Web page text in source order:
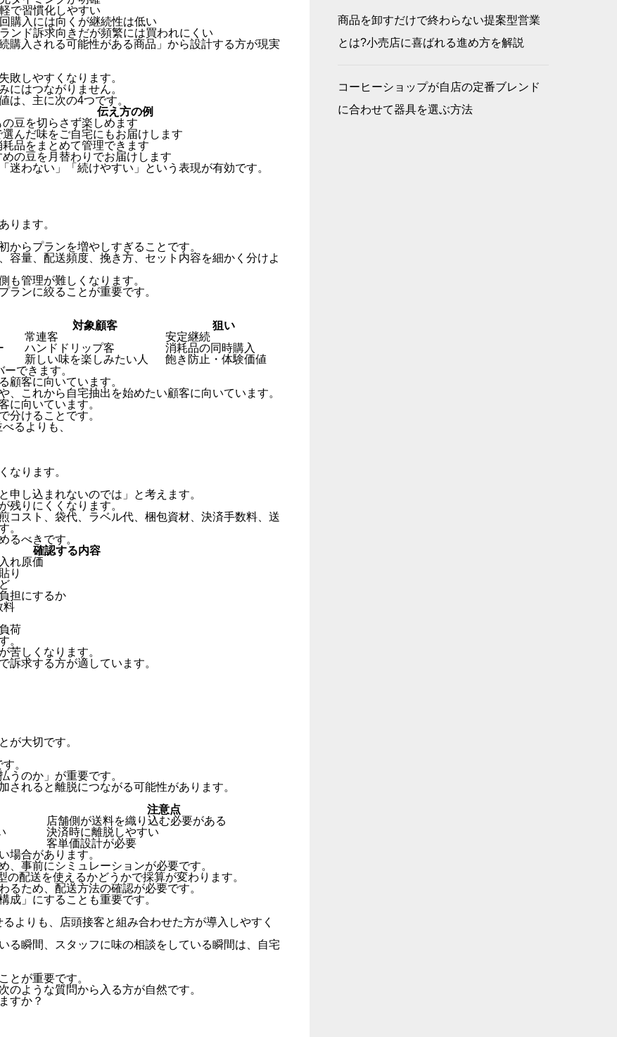
で習慣化しやすい
購入には向くが継続性は低い
ンド訴求向きだが頻繁には買われにくい
購入される可能性がある商品」から設計する方が現実
敗しやすくなります。
にはつながりません。
は、主に次の4つです。
伝え方の例
の豆を切らさず楽しめます
選んだ味をご自宅にもお届けします
耗品をまとめて管理できます
めの豆を月替わりでお届けします
わない」「続けやすい」という表現が有効です。
ります。
からプランを増やしすぎることです。
容量、配送頻度、挽き方、セット内容を細かく分けよ
も管理が難しくなります。
ランに絞ることが重要です。
対象顧客
狙い
常連客
安定継続
ハンドドリップ客
消耗品の同時購入
新しい味を楽しみたい人
飽き防止・体験価値
できます。
顧客に向いています。
、これから自宅抽出を始めたい顧客に向いています。
に向いています。
分けることです。
るよりも、
なります。
申し込まれないのでは」と考えます。
残りにくくなります。
コスト、袋代、ラベル代、梱包資材、決済手数料、送
。
るべきです。
確認する内容
れ原価
り
担にするか
料
荷
。
苦しくなります。
訴求する方が適しています。
が大切です。
。
うのか」が重要です。
れると離脱につながる可能性があります。
注意点
店舗側が送料を織り込む必要がある
決済時に離脱しやすい
客単価設計が必要
場合があります。
、事前にシミュレーションが必要です。
配送を使えるかどうかで採算が変わります。
るため、配送方法の確認が必要です。
成」にすることも重要です。
よりも、店頭接客と組み合わせた方が導入しやすく
る瞬間、スタッフに味の相談をしている瞬間は、自宅
とが重要です。
のような質問から入る方が自然です。
すか？
商品を卸すだけで終わらない提案型営業
とは?小売店に喜ばれる進め方を解説
コーヒーショップが自店の定番ブレンド
に合わせて器具を選ぶ方法